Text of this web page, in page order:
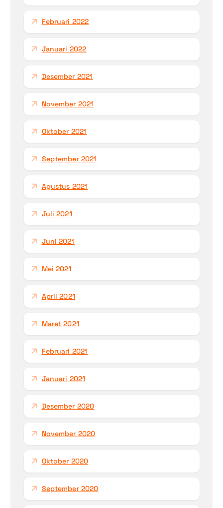
Februari 2022
Januari 2022
Desember 2021
November 2021
Oktober 2021
September 2021
Agustus 2021
Juli 2021
Juni 2021
Mei 2021
April 2021
Maret 2021
Februari 2021
Januari 2021
Desember 2020
November 2020
Oktober 2020
September 2020